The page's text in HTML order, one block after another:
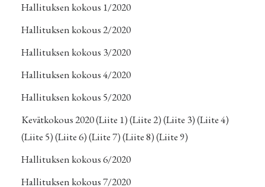
Hallituksen kokous 1/2020
Hallituksen kokous 2/2020
Hallituksen kokous 3/2020
Hallituksen kokous 4/2020
Hallituksen kokous 5/2020
Kevätkokous 2020(Liite 1)(Liite 2)(Liite 3)(Liite 4)
(Liite 5)(Liite 6)(Liite 7)(Liite 8)(Liite 9)
Hallituksen kokous 6/2020
Hallituksen kokous 7/2020